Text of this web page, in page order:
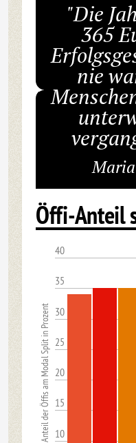
"Die
365
nie
Öffi-Anteil
40
35
30
25
20
15
10
Anteil der Öffis am Modal Split in Prozent